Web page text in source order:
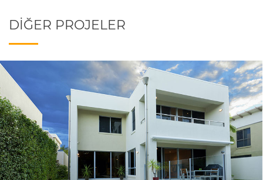
DIĞER PROJELER